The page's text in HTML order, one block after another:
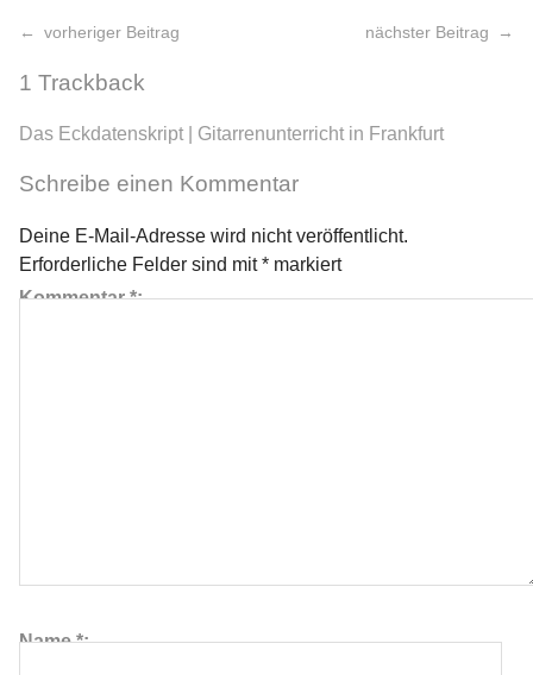
vorheriger Beitrag nächster Beitrag
1 Trackback
Das Eckdatenskript | Gitarrenunterricht in Frankfurt
Schreibe einen Kommentar
Deine E-Mail-Adresse wird nicht veröffentlicht.
Erforderliche Felder sind mit* markiert
Kommentar*
Name*